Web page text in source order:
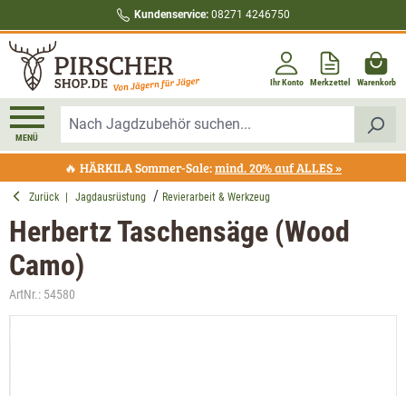
Kundenservice: 08271 4246750
Ihr Konto Merkzettel Warenkorb
MENÜ
🔥 HÄRKILA Sommer-Sale:mind. 20% auf ALLES »
Zurück Jagdausrüstung Revierarbeit & Werkzeug
Herbertz Taschensäge (Wood
Camo)
ArtNr.: 54580